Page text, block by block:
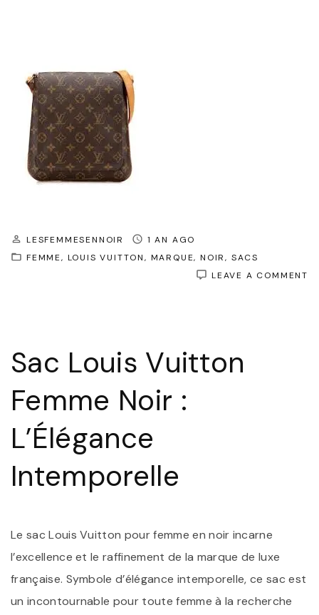
LESFEMMESENNOIR
1 AN AGO
FEMME
LOUIS VUITTON MARQUE NOIR SACS
LEAVE A COMMENT
Sac Louis Vuitton
Femme Noir :
L’Élégance
Intemporelle
Le sac Louis Vuitton pour femme en noir incarne
l’excellence et le raffinement de la marque de luxe
française. Symbole d’élégance intemporelle, ce sac est
un incontournable pour toute femme à la recherche